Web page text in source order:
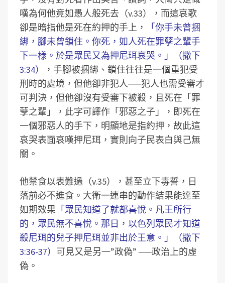
嘆為何他竟如愚人般死去（v.33），而這哀歌
卻是暗指他是死在約押的手上，
「你手未曾捆
綁，腳未曾鎖住。你死，如人死在罪孽之輩手
下一樣。於是眾民又為押尼珥哀哭。」（撒下
3:34）
，手腳被捆綁、鎖住往往是一個重犯受
刑時的處境，但他卻非犯人──犯人也需受審才
可判決，但他卻沒有受審下被殺，且死在「罪
孽之輩」，此字可譯作「邪惡之子」，即死在
一個邪惡人的手下，明顯地是指約押，故此這
哀哭表面哀嘆押尼珥，實則向子民表白與己無
關。
他禁食以表難過（v.35），甚至立下毒誓，日
落前必不進食。大衛一連串的動作結果能達至
如期效果 「眾民知道了就都喜悅。凡王所行
的，眾民無不喜悅。那日，以色列眾民才知道
殺尼珥的兒子押尼珥並非出於王意。」（撒下
3:36-37） 可見又是另一”政偽” ──政治上的虛
偽。